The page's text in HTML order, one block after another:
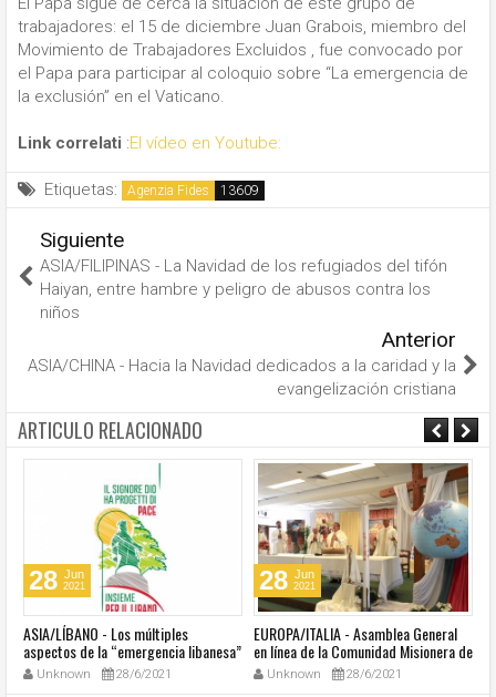
trabajadores: el 15 de diciembre Juan Grabois, miembro del
Movimiento de Trabajadores Excluidos , fue convocado por
el Papa para participar al coloquio sobre “La emergencia de
la exclusión” en el Vaticano.
Link correlati :El vídeo en Youtube:
Etiquetas: Agenzia Fides
Siguiente
ASIA/FILIPINAS - La Navidad de los refugiados del tifón
Haiyan, entre hambre y peligro de abusos contra los
niños
Anterior
ASIA/CHINA - Hacia la Navidad dedicados a la caridad y la
evangelización cristiana
ARTICULO RELACIONADO
28 Jun
2021
ASIA/LÍBANO - Los múltiples
aspectos de la “emergencia libanesa”
al centro de la cumbre eclesial
convocada por el Papa Francisco
Unknown 28/6/2021
28 Jun
2021
EUROPA/ITALIA - Asamblea General
en línea de la Comunidad Misionera de
Villaregia
Unknown 28/6/2021